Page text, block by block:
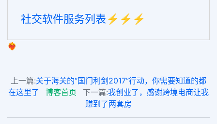
社交软件服务列表⚡️⚡️⚡️
❤️‍🔥
上一篇:关于海关的“国门利剑2017”行动，你需要知道的都
在这里了
博客首页 下一篇:我创业了，感谢跨境电商让我
赚到了两套房